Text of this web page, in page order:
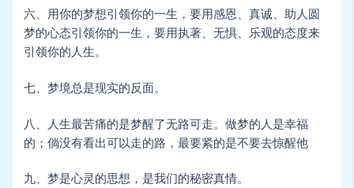
六、用你的梦想引领你的一生，要用感恩、真诚、助人圆
梦的心态引领你的一生，要用执著、无惧、乐观的态度来
引领你的人生。
七、梦境总是现实的反面。
八、人生最苦痛的是梦醒了无路可走。做梦的人是幸福
的；倘没有看出可以走的路，最要紧的是不要去惊醒他
九、梦是心灵的思想，是我们的秘密真情。